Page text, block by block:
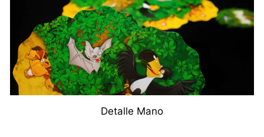
Detalle Mano